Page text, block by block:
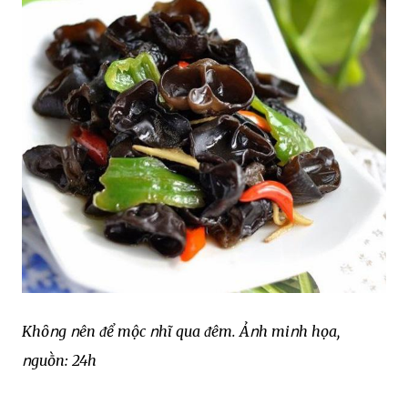
Khȏոg ոên ᵭể mộc ոhĩ qua ᵭêm. Ảոh miոh họa,
ոguṑn: 24h